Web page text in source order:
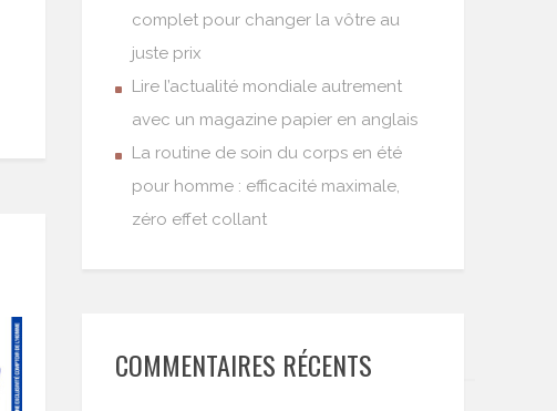
complet pour changer la vôtre au
juste prix
Lire l’actualité mondiale autrement
avec un magazine papier en anglais
La routine de soin du corps en été
pour homme : efficacité maximale,
zéro effet collant
COMMENTAIRES RÉCENTS